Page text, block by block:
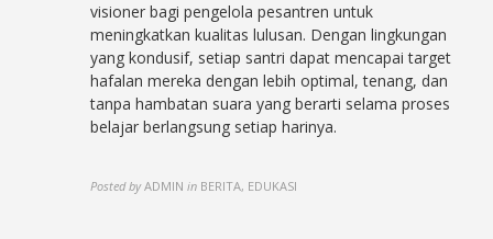
visioner bagi pengelola pesantren untuk
meningkatkan kualitas lulusan. Dengan lingkungan
yang kondusif, setiap santri dapat mencapai target
hafalan mereka dengan lebih optimal, tenang, dan
tanpa hambatan suara yang berarti selama proses
belajar berlangsung setiap harinya.
Posted by ADMIN in BERITA, EDUKASI